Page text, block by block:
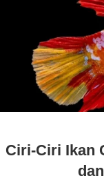
Ciri-Ciri Ikan